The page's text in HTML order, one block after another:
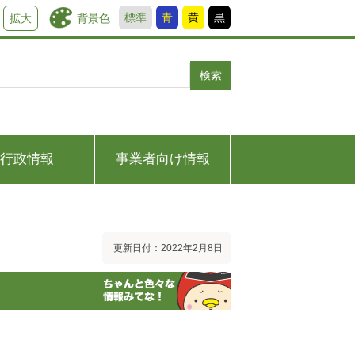
背景色 標準 青 黄 黒
拡大
検索
行政情報 事業者向け情報
更新日付：2022年2月8日